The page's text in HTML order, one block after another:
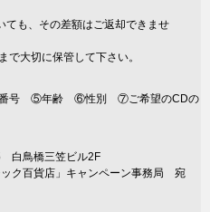
も、その差額はご返却できませ
大切に保管して下さい。
号 ⑤年齢 ⑥性別 ⑦ご希望のCDの
白鳥橋三笠ビル2F
ク百貨店」キャンペーン事務局 宛